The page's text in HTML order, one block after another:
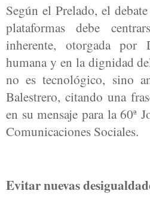
Según el Prelado, el
plataformas debe
inherente, otorgada por
humana y en la dignidad
no es tecnológico, sino
Balestrero, citando una
en su mensaje para la 60ª
Comunicaciones Sociales.
Evitar nuevas